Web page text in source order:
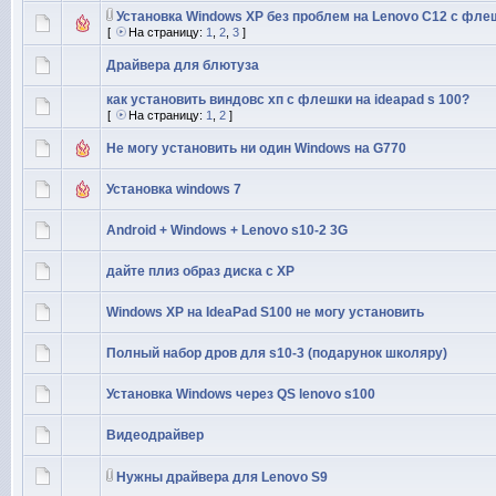
Установка Windows ХР без проблем на Lenovo C12 с
[ На страницу: 1 2 3 ]
Драйвера для блютуза
как установить виндовс хп с флешки на ideapad s 100?
[ На страницу: 1 2 ]
Не могу установить ни один Windows на G770
Установка windows 7
Android + Windows + Lenovo s10-2 3G
дайте плиз образ диска с ХР
Windows XP на IdeaPad S100 не могу установить
Полный набор дров для s10-3 (подарунок школяру)
Установка Windows через QS lenovo s100
Видеодрайвер
Нужны драйвера для Lenovo S9